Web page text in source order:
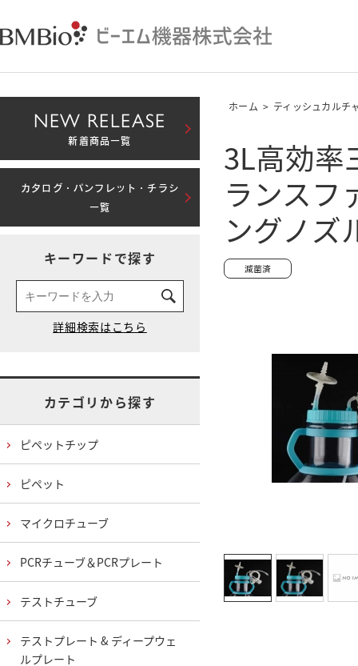
ホーム > ティッシュカルチ
3L高効率
ランス
ングノ
NEW RELEASE
新着商品一覧
カタログ・パンフレット・チラシ
一覧
キーワードで探す
カテゴリから探す
ピペットチップ
ピペット
マイクロチューブ
PCRチューブ＆PCRプレート
テストチューブ
テストプレート & ディープウェ
ルプレート